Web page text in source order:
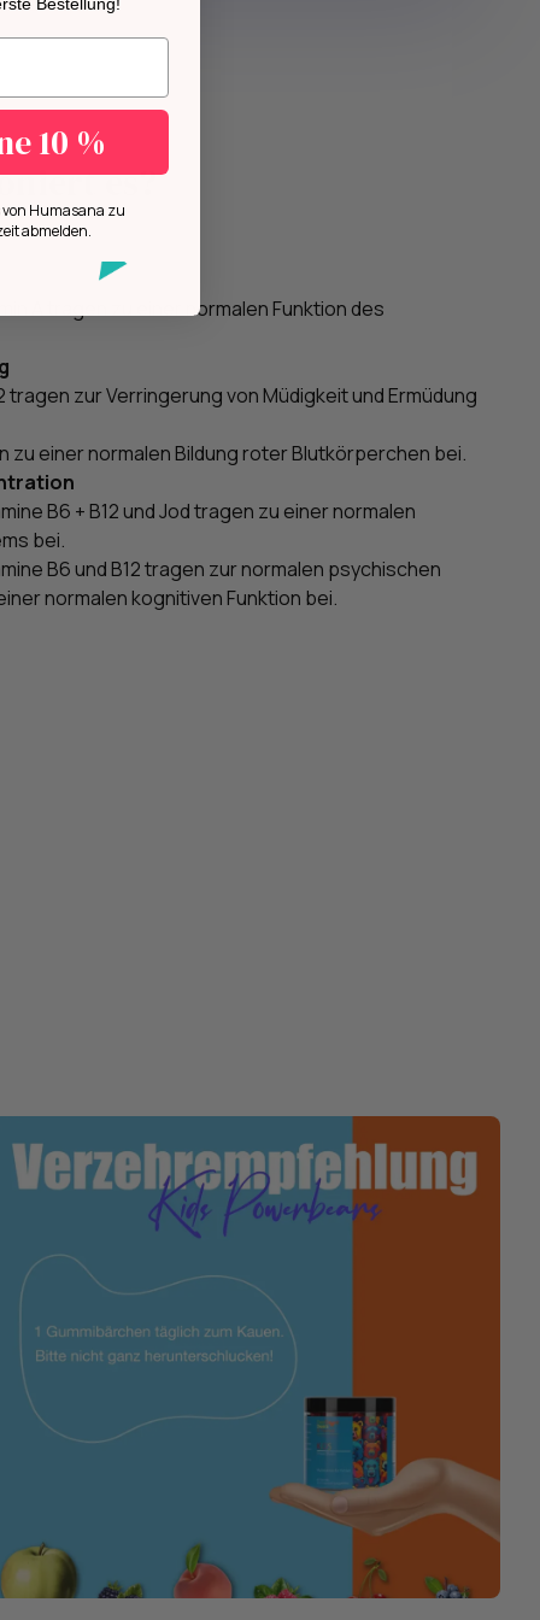
es?
A tragen zu einer normalen Funktion des
tragen zur Verringerung von Müdigkeit und Ermüdung
zu einer normalen Bildung roter Blutkörperchen bei.
B6 + B12 und Jod tragen zu einer normalen
bei.
B6 und B12 tragen zur normalen psychischen
normalen kognitiven Funktion bei.
10 %
Humasana zu
abmelden.